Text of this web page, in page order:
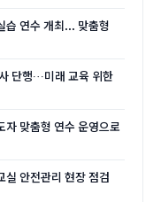
습 연수 개최... 맞춤형
단행…미래 교육 위한
맞춤형 연수 운영으로
실 안전관리 현장 점검